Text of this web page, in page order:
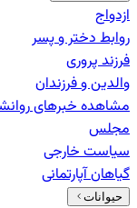
ازدواج
روابط دختر و پسر
فرزند پروری
والدین و فرزندان
مشاهده خبرهای
مجلس
سیاست خارجی
گیاهان آپارتمانی
حیوانات